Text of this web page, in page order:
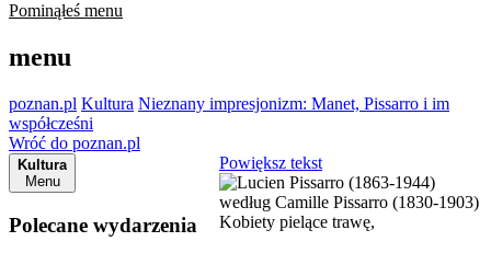
Pominąłeś menu
menu
poznan.pl Kultura Nieznany impresjonizm: Manet, Pissarro i im
współcześni
Wróć do poznan.pl
Kultura
Menu
Polecane wydarzenia
Powiększ tekst